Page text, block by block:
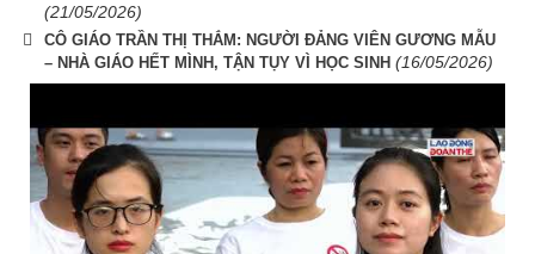
(21/05/2026)
CÔ GIÁO TRẦN THỊ THẮM: NGƯỜI ĐẢNG VIÊN GƯƠNG MẪU
– NHÀ GIÁO HẾT MÌNH, TẬN TỤY VÌ HỌC SINH (16/05/2026)